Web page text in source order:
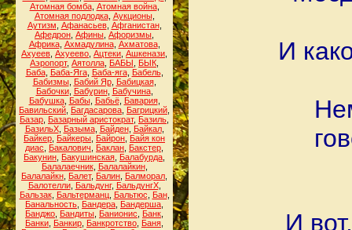
Атомная бомба, Атомная война,
Атомная подлодка, Аукционы,
Аутизм Афанасьев, Афганистан,
Афедрон Афины Афоризмы
Африка, Ахмадулина, Ахматова,
Ахуеев Ахуеево Ацтеки Ашкенази
Аэропорт, Аятолла БАБЫ БЫК
Баба, Баба-Яга, Баба-яга, Бабель,
Бабизмы, Бабий Яр, Бабицкая,
Бабочки, Бабурин, Бабучина,
Бабушка, Бабы, Бабьё, Бавария,
Бавильский Багдасарова Багрицкий
Базар Базарный аристократ, Базиль
БазильХ, Базыма, Байден, Байкал,
Байкер Байкеры Байрон Байя кон
диас
Бакалович Баклан Бакстер
Бакунин Бакушинская Балабурда
Балалаечник, Балалайкин,
Балалайкн Балет, Балин Балморал
Балотелли, Бальдунг, БальдунгХ,
Бальзак, Бальтерманц, Бальтюс Бан,
Банальность Бандера Бандерша
Банджо Бандиты Банионис Банк
Банки Банкир Банкротство Баня
И
И